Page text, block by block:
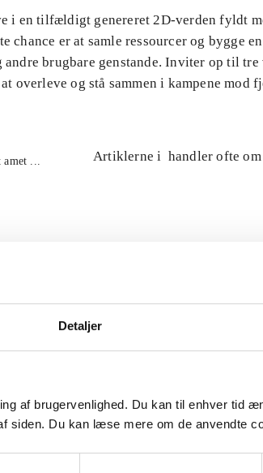
Detaljer
af brugervenlighed. Du kan til enhver tid
siden. Du kan læse mere om de anvendte
i en tilfældigt genereret 2D-verden fyldt
chance er at samle ressourcer og bygge
brugbare genstande. Inviter op til tre
overleve og stå sammen i kampene mod
amet ...
Artiklerne i handler ofte om